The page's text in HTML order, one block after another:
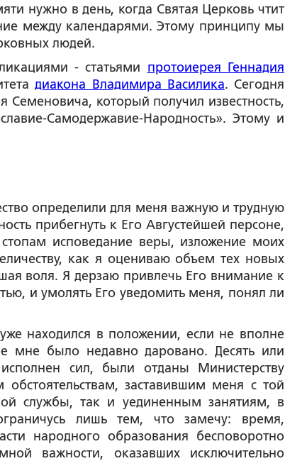
нужно в день, когда Святая Церковь чтит
между календарями. Этому принципу мы
людей.
- статьями протоиерея Геннадия
диакона Владимира Василика. Сегодня
Семеновича, который получил известность,
Самодержавие-Народность». Этому и
определили для меня важную и трудную
прибегнуть к Его Августейшей персоне,
исповедание веры, изложение моих
как я оцениваю объем тех новых
воля. Я дерзаю привлечь Его внимание к
и умолять Его уведомить меня, понял ли
находился в положении, если не вполне
мне было недавно даровано. Десять или
сил, были отданы Министерству
заставившим меня с той
службы, так и уединенным занятиям, в
лишь тем, что замечу: время,
народного образования бесповоротно
важности, оказавших исключительно